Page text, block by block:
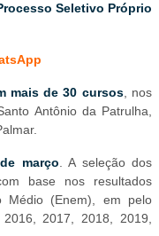
Seletivo Próprio
p
mais de 30 cursos, nos
Antônio da Patrulha,
março . A seleção dos
base nos resultados
Médio (Enem), em pelo
2017, 2018, 2019,